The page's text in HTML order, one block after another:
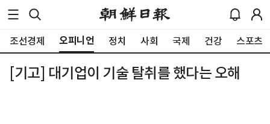
조선경제 오피니언 정치 사회 국제 건강 스포츠
[기고] 대기업이 기술 탈취를 했다는 오해